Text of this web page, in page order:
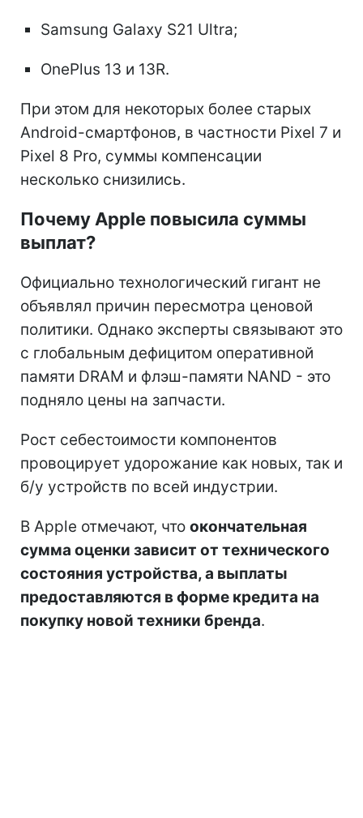
Samsung Galaxy S21 Ultra;
OnePlus 13 и 13R.
При этом для некоторых более старых
Android-смартфонов, в частности Pixel 7 и
Pixel 8 Pro, суммы компенсации
несколько снизились.
Почему Apple повысила суммы
выплат?
Официально технологический гигант не
объявлял причин пересмотра ценовой
политики. Однако эксперты связывают это
с глобальным дефицитом оперативной
памяти DRAM и флэш-памяти NAND - это
подняло цены на запчасти.
Рост себестоимости компонентов
провоцирует удорожание как новых, так и
б/у устройств по всей индустрии.
В Apple отмечают, что окончательная
сумма оценки зависит от технического
состояния устройства, а выплаты
предоставляются в форме кредита на
покупку новой техники бренда.